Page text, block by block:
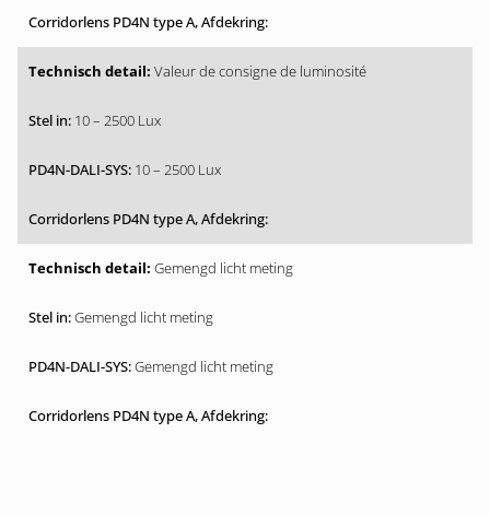
Valeur de consigne de luminosité
10 – 2500 Lux
10 – 2500 Lux
Gemengd licht meting
Gemengd licht meting
Gemengd licht meting